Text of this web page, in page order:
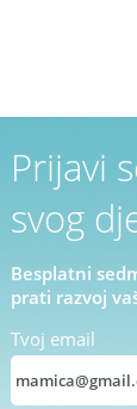
Prijavi
svog
Besplatni
prati razvoj
Tvoj email